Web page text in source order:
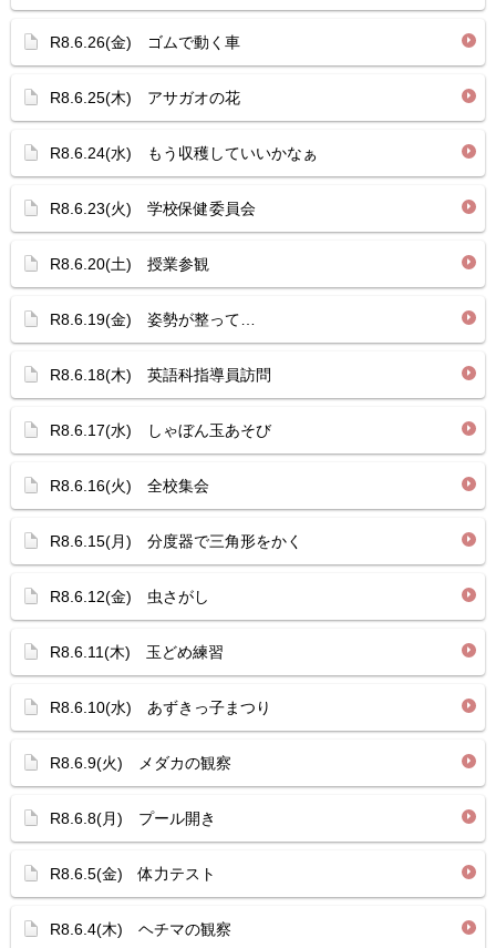
R8.6.26(金) ゴムで動く車
R8.6.25(木) アサガオの花
R8.6.24(水) もう収穫していいかなぁ
R8.6.23(火) 学校保健委員会
R8.6.20(土) 授業参観
R8.6.19(金) 姿勢が整って…
R8.6.18(木) 英語科指導員訪問
R8.6.17(水) しゃぼん玉あそび
R8.6.16(火) 全校集会
R8.6.15(月) 分度器で三角形をかく
R8.6.12(金) 虫さがし
R8.6.11(木) 玉どめ練習
R8.6.10(水) あずきっ子まつり
R8.6.9(火) メダカの観察
R8.6.8(月) プール開き
R8.6.5(金) 体力テスト
R8.6.4(木) ヘチマの観察